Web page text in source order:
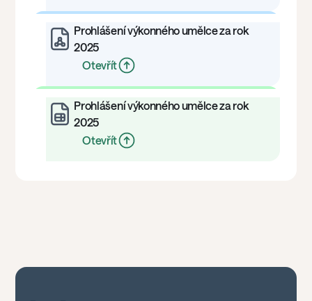
Prohlášení výkonného umělce za rok
2025
Otevřít
Prohlášení výkonného umělce za rok
2025
Otevřít